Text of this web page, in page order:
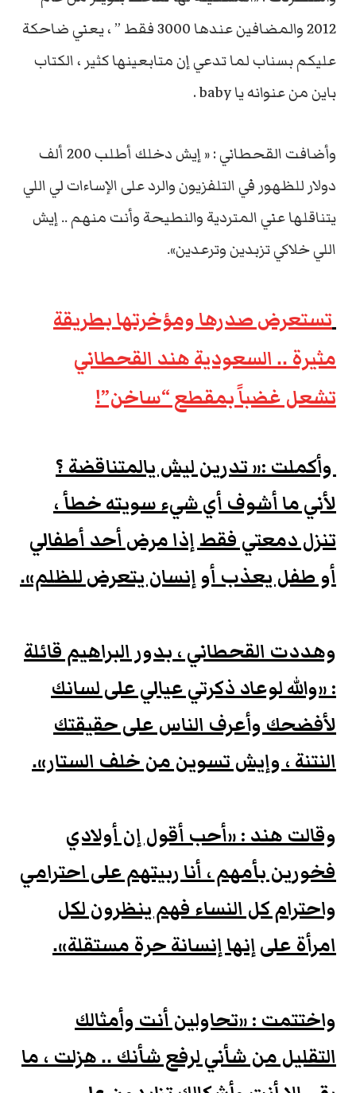
2012 والمضافين عندها 3000 فقط ” ، يعني ضاحكة
عليكم بسناب لما تدعي إن متابعينها كثير ، الكتاب
باين من عنوانه يا baby .
وأضافت القحطاني : « إيش دخلك أطلب 200 ألف
دولار للظهور في التلفزيون والرد على الإساءات لي اللي
يتناقلها عني المتردية والنطيحة وأنت منهم .. إيش
اللي خلاكي تزبدين وترعدين».
تستعرض صدرها ومؤخرتها بطريقة
مثيرة .. السعودية هند القحطاني
تشعل غضباً بمقطع “ساخن”!
وأكملت :« تدرين ليش يالمتناقضة ؟
لأني ما أشوف أي شيء سويته خطأ ،
تنزل دمعتي فقط إذا مرض أحد أطفالي
أو طفل يعذب أو إنسان يتعرض للظلم».
وهددت القحطاني ، بدور البراهيم قائلة
: «والله لوعاد ذكرتي عيالي على لسانك
لأفضحك وأعرف الناس على حقيقتك
النتنة ، وإيش تسوين من خلف الستار».
وقالت هند : «أحب أقول إن أولادي
فخورين بأمهم ، أنا ربيتهم على احترامي
واحترام كل النساء فهم ينظرون لكل
امرأة على إنها إنسانة حرة مستقلة».
واختتمت : «تحاولين أنت وأمثالك
التقليل من شأني لرفع شأنك .. هزلت ، ما